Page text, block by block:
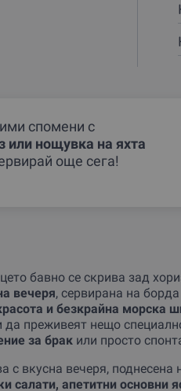
спомени с
или нощувка на яхта
още сега!
бавно се скрива зад
вечеря, сервирана на
и безкрайна морска
да преживеят нещо
за бракили просто
с вкусна вечеря,
салати, апетитни основни